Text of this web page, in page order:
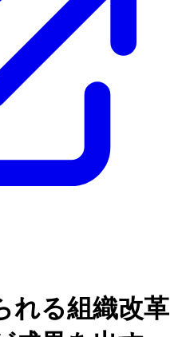
れる組織改革